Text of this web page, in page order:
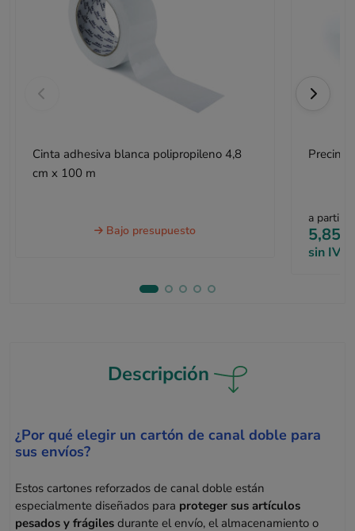
Cinta adhesiva blanca polipropileno 4,8
cm x 100 m
Bajo presupuesto
a partir
5,85 €
sin IVA
Descripción
¿Por qué elegir un cartón de canal doble para
sus envíos?
Estos cartones reforzados de canal doble están
especialmente diseñados para proteger sus artículos
pesados y frágiles durante el envío, el almacenamiento o